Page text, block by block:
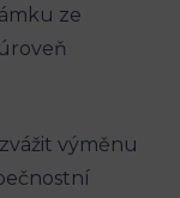
ze
výměnu